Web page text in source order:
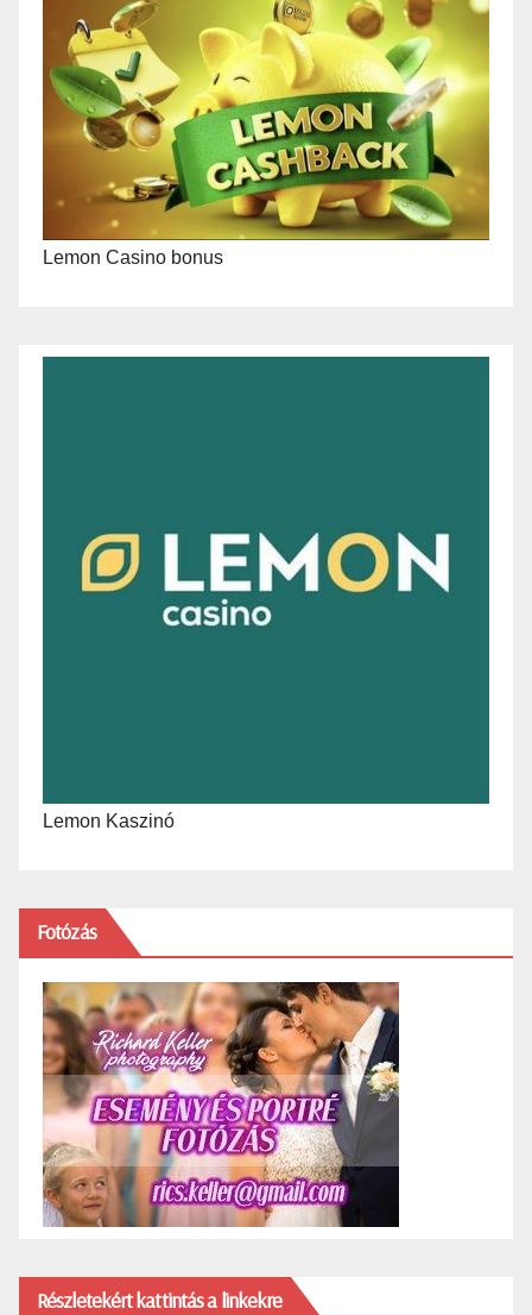
Lemon Casino bonus
Lemon Kaszinó
Fotózás
Részletekért kattintás a linkekre